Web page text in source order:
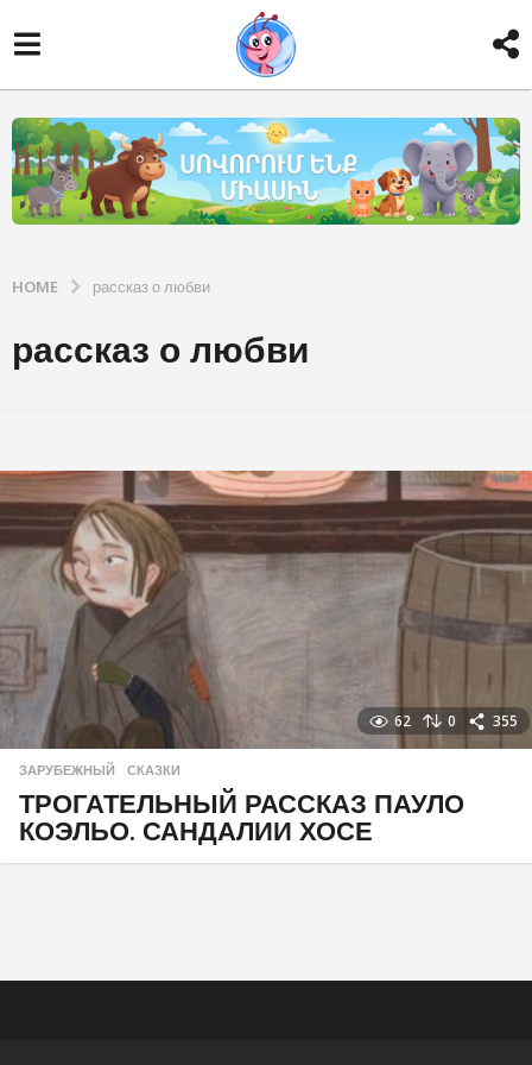
HOME рассказ о любви
рассказ о любви
62 0 355
ЗАРУБЕЖНЫЙ ,СКАЗКИ
ТРОГАТЕЛЬНЫЙ РАССКАЗ ПАУЛО
КОЭЛЬО. САНДАЛИИ ХОСЕ